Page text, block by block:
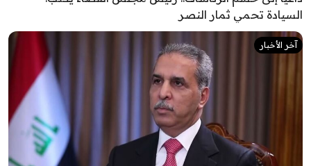
السيادة تحمي ثمار النصر
آخر الأخبار